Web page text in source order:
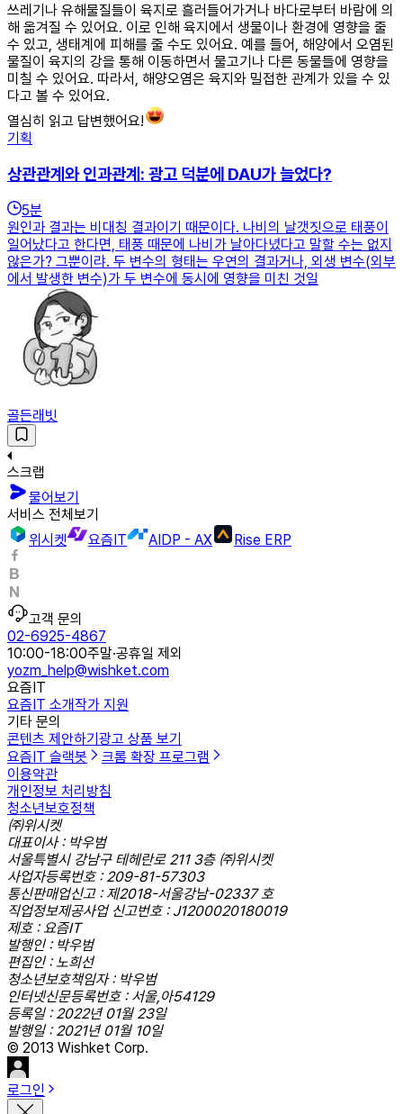
쓰레기나 유해물질들이 육지로 흘러들어가거나 바다로부터 바람에 의
해 옮겨질 수 있어요. 이로 인해 육지에서 생물이나 환경에 영향을 줄
수 있고, 생태계에 피해를 줄 수도 있어요. 예를 들어, 해양에서 오염된
물질이 육지의 강을 통해 이동하면서 물고기나 다른 동물들에 영향을
미칠 수 있어요. 따라서, 해양오염은 육지와 밀접한 관계가 있을 수 있
다고 볼 수 있어요.
열심히 읽고 답변했어요!
기획
상관관계와 인과관계: 광고 덕분에 DAU가 늘었다?
5분
원인과 결과는 비대칭 결과이기 때문이다. 나비의 날갯짓으로 태풍이
일어났다고 한다면, 태풍 때문에 나비가 날아다녔다고 말할 수는 없지
않은가? 그뿐이랴. 두 변수의 형태는 우연의 결과거나, 외생 변수(외부
에서 발생한 변수)가 두 변수에 동시에 영향을 미친 것일
골든래빗
스크랩
물어보기
서비스 전체보기
위시켓
요즘IT AIDP - AX Rise ERP
고객 문의
02-6925-4867
10:00-18:00주말·공휴일 제외
yozm_help@wishket.com
요즘IT
요즘IT 소개작가 지원
기타 문의
콘텐츠 제안하기 광고 상품 보기
요즘IT 슬랙봇
크롬 확장 프로그램
이용약관
개인정보 처리방침
청소년보호정책
㈜위시켓
대표이사 : 박우범
서울특별시 강남구 테헤란로 211 3층 ㈜위시켓
사업자등록번호 : 209-81-57303
통신판매업신고 : 제2018-서울강남-02337 호
직업정보제공사업 신고번호 : J1200020180019
제호 : 요즘IT
발행인 : 박우범
편집인 : 노희선
청소년보호책임자 : 박우범
인터넷신문등록번호 : 서울,아54129
등록일 : 2022년 01월 23일
발행일 : 2021년 01월 10일
© 2013 Wishket Corp.
로그인